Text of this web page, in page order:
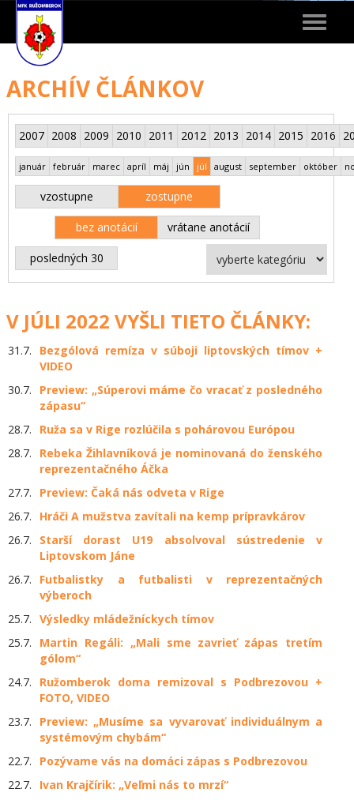
Toggle
ARCHÍV ČLÁNKOV
2007 2008 2009 2010 2011 2012 2013 2014 2015 2016
január február marec apríl máj jún júl august september október
vzostupne zostupne
bez anotácií vrátane anotácií
posledných 30
V JÚLI 2022 VYŠLI TIETO ČLÁNKY:
31.7.
Bezgólová remíza v súboji liptovských tímov +
VIDEO
30.7.
Preview: „Súperovi máme čo vracať z posledného
zápasu“
28.7.
Ruža sa v Rige rozlúčila s pohárovou Európou
28.7.
Rebeka Žihlavníková je nominovaná do ženského
reprezentačného Áčka
27.7.
Preview: Čaká nás odveta v Rige
26.7.
Hráči A mužstva zavítali na kemp prípravkárov
26.7.
Starší dorast U19 absolvoval sústredenie v
Liptovskom Jáne
26.7.
Futbalistky a futbalisti v reprezentačných
výberoch
25.7. Výsledky mládežníckych tímov
25.7.
Martin Regáli: „Mali sme zavrieť zápas tretím
gólom“
24.7.
Ružomberok doma remizoval s Podbrezovou +
FOTO, VIDEO
23.7.
Preview: „Musíme sa vyvarovať individuálnym a
systémovým chybám“
22.7.
Pozývame vás na domáci zápas s Podbrezovou
22.7.
Ivan Krajčírik: „Veľmi nás to mrzí“